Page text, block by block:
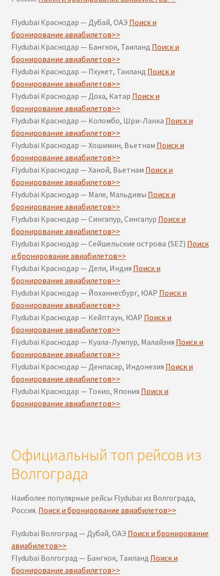
Flydubai Краснодар — Дубай, ОАЭ Поиск и
бронирование авиабилетов>>
Flydubai Краснодар — Бангкок, Таиланд Поиск и
бронирование авиабилетов>>
Flydubai Краснодар — Пхукет, Таиланд Поиск и
бронирование авиабилетов>>
Flydubai Краснодар — Доха, Катар Поиск и
бронирование авиабилетов>>
Flydubai Краснодар — Коломбо, Шри-Ланка Поиск и
бронирование авиабилетов>>
Flydubai Краснодар — Хошимин, Вьетнам Поиск и
бронирование авиабилетов>>
Flydubai Краснодар — Ханой, Вьетнам Поиск и
бронирование авиабилетов>>
Flydubai Краснодар — Мале, Мальдивы Поиск и
бронирование авиабилетов>>
Flydubai Краснодар — Сингапур, Сингапур Поиск и
бронирование авиабилетов>>
Flydubai Краснодар — Сейшельские острова (SEZ) Поиск
и бронирование авиабилетов>>
Flydubai Краснодар — Дели, Индия Поиск и
бронирование авиабилетов>>
Flydubai Краснодар — Йоханнесбург, ЮАР Поиск и
бронирование авиабилетов>>
Flydubai Краснодар — Кейптаун, ЮАР Поиск и
бронирование авиабилетов>>
Flydubai Краснодар — Куала-Лумпур, Малайзия Поиск и
бронирование авиабилетов>>
Flydubai Краснодар — Денпасар, Индонезия Поиск и
бронирование авиабилетов>>
Flydubai Краснодар — Токио, Япония Поиск и
бронирование авиабилетов>>
Официальный топ рейсов из
Волгограда
Наиболее популярные рейсы Flydubai из Волгограда,
Россия. Поиск и бронирование авиабилетов>>
Flydubai Волгоград — Дубай, ОАЭ Поиск и бронирование
авиабилетов>>
Flydubai Волгоград — Бангкок, Таиланд Поиск и
бронирование авиабилетов>>